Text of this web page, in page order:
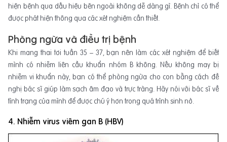
hiện bệnh qua dấu hiệu bên ngoài không dễ dàng gì. Bệnh chỉ có thể
được phát hiện thông qua các xét nghiệm cần thiết.
Phòng ngừa và điều trị bệnh
Khi mang thai tơi tuần 35 – 37, bạn nên làm các xét nghiệm để biết
mình có nhiễm liên cầu khuẩn nhóm B không. Nếu không may bị
nhiễm vi khuẩn này, bạn có thể phòng ngừa cho con bằng cách đề
nghị bác sĩ giúp làm sạch âm đạo và trực tràng. Hãy nói với bác sĩ về
tình trạng của mình để được chú ý hơn trong quá trình sinh nở.
4. Nhiễm virus viêm gan B (HBV)